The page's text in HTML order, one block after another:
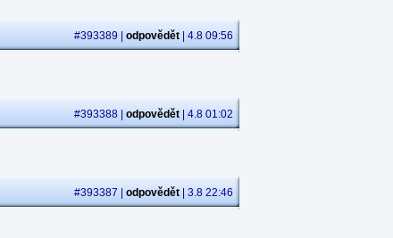
#393389 | odpovědět | 4.8 09:56
#393388 | odpovědět | 4.8 01:02
#393387 | odpovědět | 3.8 22:46